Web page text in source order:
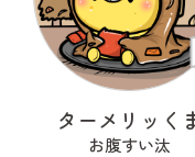
ターメリッく
お腹すい汰